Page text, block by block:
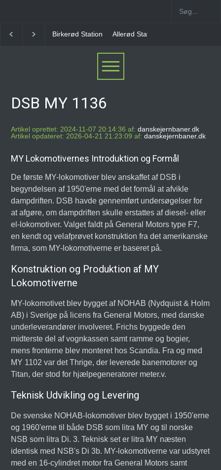
Birkerød Station Allerød Station
DSB MY 1136
Artikel oprettet: 2024-11-07 20:14:36 af: danskejernbaner.dk
Artikel opdateret: 2026-04-21 21:23:09 af: danskejernbaner.dk
MY Lokomotivernes Introduktion og Formål
De første MY-lokomotiver blev anskaffet af DSB i
begyndelsen af 1950'erne med det formål at afvikle
dampdriften. DSB havde gennemført undersøgelser for
at afgøre, om dampdriften skulle erstattes af diesel- eller
el-lokomotiver. Valget faldt på General Motors type F7,
en kendt og velafprøvet konstruktion fra det amerikanske
firma, som MY-lokomotiverne er baseret på.
Konstruktion og Produktion af MY
Lokomotiverne
MY-lokomotivet blev bygget af NOHAB (Nydquist & Holm
AB) i Sverige på licens fra General Motors, med danske
underleverandører involveret. Frichs byggede den
midterste del af vognkassen samt ramme og bogier,
mens fronterne blev monteret hos Scandia. Fra og med
MY 1102 var det Thrige, der leverede banemotorer og
Titan, der stod for hjælpegeneratorer meter.v.
Teknisk Udvikling og Levering
De svenske NOHAB-lokomotiver blev bygget i 1950'erne
og 1960'erne til både DSB som litra MY og til norske
NSB som litra Di. 3. Teknisk set er litra MY næsten
identisk med NSB's Di 3b. MY-lokomotiverne var udstyret
med en 16-cylindret motor fra General Motors samt